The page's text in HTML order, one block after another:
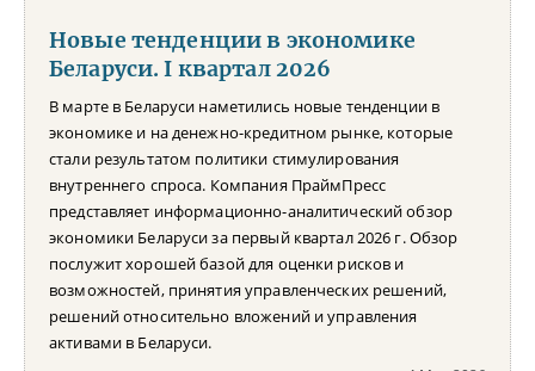
Новые тенденции в экономике
Беларуси. I квартал 2026
В марте в Беларуси наметились новые тенденции в
экономике и на денежно-кредитном рынке, которые
стали результатом политики стимулирования
внутреннего спроса. Компания ПраймПресс
представляет информационно-аналитический обзор
экономики Беларуси за первый квартал 2026 г. Обзор
послужит хорошей базой для оценки рисков и
возможностей, принятия управленческих решений,
решений относительно вложений и управления
активами в Беларуси.